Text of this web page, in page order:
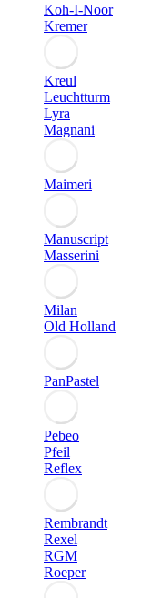
Koh-I-Noor
Kremer
Kreul
Leuchtturm
Lyra
Magnani
Maimeri
Manuscript
Masserini
Milan
Old Holland
PanPastel
Pebeo
Pfeil
Reflex
Rembrandt
Rexel
RGM
Roeper